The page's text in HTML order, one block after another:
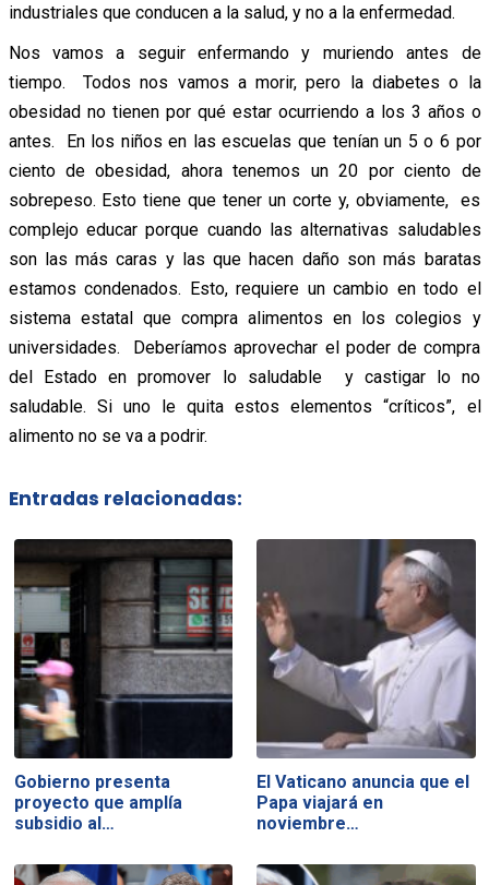
industriales que conducen a la salud, y no a la enfermedad.
Nos vamos a seguir enfermando y muriendo antes de
tiempo. Todos nos vamos a morir, pero la diabetes o la
obesidad no tienen por qué estar ocurriendo a los 3 años o
antes. En los niños en las escuelas que tenían un 5 o 6 por
ciento de obesidad, ahora tenemos un 20 por ciento de
sobrepeso. Esto tiene que tener un corte y, obviamente, es
complejo educar porque cuando las alternativas saludables
son las más caras y las que hacen daño son más baratas
estamos condenados. Esto, requiere un cambio en todo el
sistema estatal que compra alimentos en los colegios y
universidades. Deberíamos aprovechar el poder de compra
del Estado en promover lo saludable y castigar lo no
saludable. Si uno le quita estos elementos “críticos”, el
alimento no se va a podrir.
Entradas relacionadas:
Gobierno presenta
proyecto que amplía
subsidio al…
El Vaticano anuncia que el
Papa viajará en
noviembre…